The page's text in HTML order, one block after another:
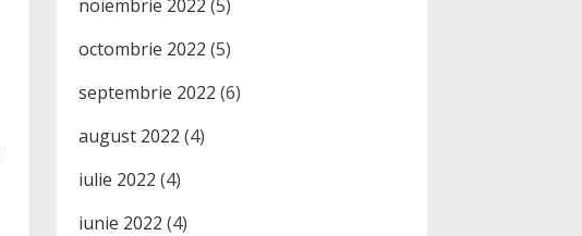
noiembrie 2022 (5)
octombrie 2022 (5)
septembrie 2022 (6)
august 2022 (4)
iulie 2022 (4)
iunie 2022 (4)